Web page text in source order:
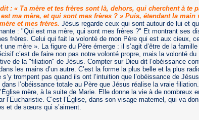
: « Ta mère et tes frères sont là, dehors, qui cherchent à te
ma mère, et qui sont mes frères ? » Puis, étendant la
et mes frères. Jésus regarde ceux qui sont autour de lui et
: "Qui est ma mère, qui sont mes frères ?" Et montrant ses
frères. Celui qui fait la volonté de mon Père qui est aux cieux,
mère ». La figure du Père émerge : il s’agit d’être de la
c’est de faire non pas notre volonté propre, mais la volonté du
de la "filiation" de Jésus. Compter sur Dieu dit l’obéissance
les mains d’un autre. C’est la forme la plus belle et la plus
s’y trompent pas quand ils ont l’intuition que l’obéissance de
dans l’obéissance totale au Père que Jésus réalise la vraie
mère, à la suite de Marie. Elle donne la vie à de nombreux
l’Eucharistie. C’est l’Église, dans son visage maternel, qui va
et de sœurs qui s’aiment.